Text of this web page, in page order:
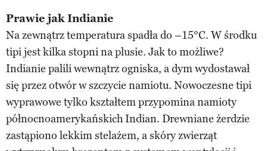
Prawie jak Indianie
Na zewnątrz temperatura spadła do –15°C. W środku
tipi jest kilka stopni na plusie. Jak to możliwe?
Indianie palili wewnątrz ogniska, a dym wydostawał
się przez otwór w szczycie namiotu. Nowoczesne tipi
wyprawowe tylko kształtem przypomina namioty
północnoamerykańskich Indian. Drewniane żerdzie
zastąpiono lekkim stelażem, a skóry zwierząt